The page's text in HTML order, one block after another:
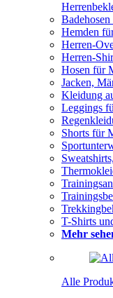
Hemden
Herren-
Herren-
Hosen für
Jacken,
Kleidung
Leggings
Shorts für
T-Shirts
Mehr
Alle